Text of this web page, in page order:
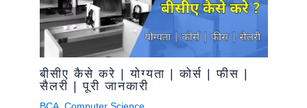
बीसीए कैसे करे | योग्यता | कोर्स | फीस |
सैलरी | पूरी जानकारी